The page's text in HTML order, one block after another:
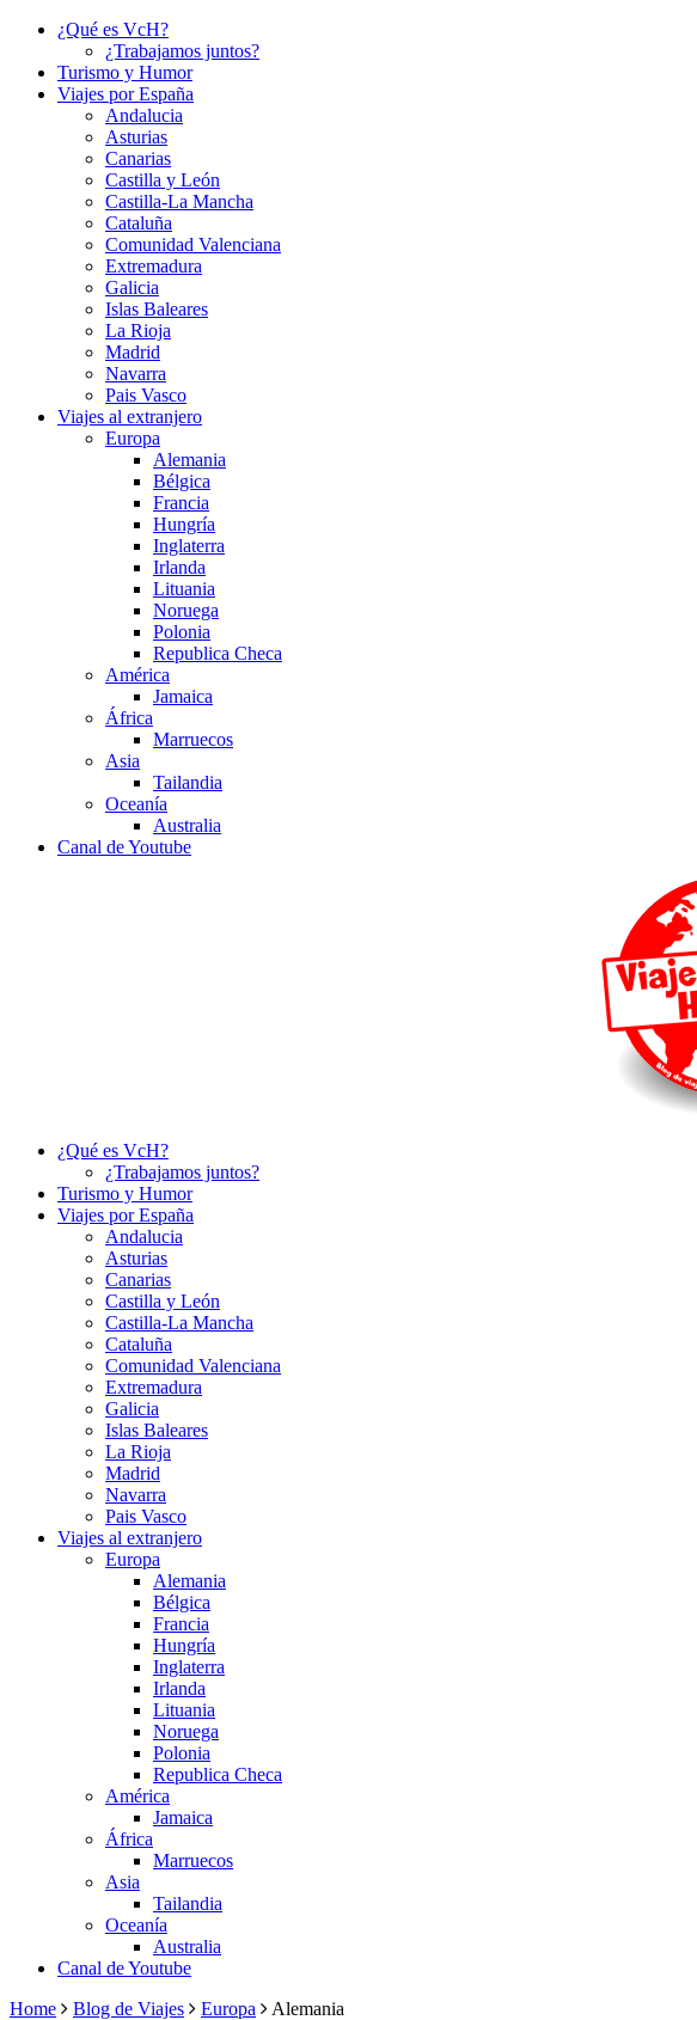
¿Qué es VcH?
¿Trabajamos juntos?
Turismo y Humor
Viajes por España
Andalucia
Asturias
Canarias
Castilla y León
Castilla-La Mancha
Cataluña
Comunidad Valenciana
Extremadura
Galicia
Islas Baleares
La Rioja
Madrid
Navarra
Pais Vasco
Viajes al extranjero
Europa
Alemania
Bélgica
Francia
Hungría
Inglaterra
Irlanda
Lituania
Noruega
Polonia
Republica Checa
América
Jamaica
África
Marruecos
Asia
Tailandia
Oceanía
Australia
Canal de Youtube
¿Qué es VcH?
¿Trabajamos juntos?
Turismo y Humor
Viajes por España
Andalucia
Asturias
Canarias
Castilla y León
Castilla-La Mancha
Cataluña
Comunidad Valenciana
Extremadura
Galicia
Islas Baleares
La Rioja
Madrid
Navarra
Pais Vasco
Viajes al extranjero
Europa
Alemania
Bélgica
Francia
Hungría
Inglaterra
Irlanda
Lituania
Noruega
Polonia
Republica Checa
América
Jamaica
África
Marruecos
Asia
Tailandia
Oceanía
Australia
Canal de Youtube
Home
Blog de Viajes Europa Alemania